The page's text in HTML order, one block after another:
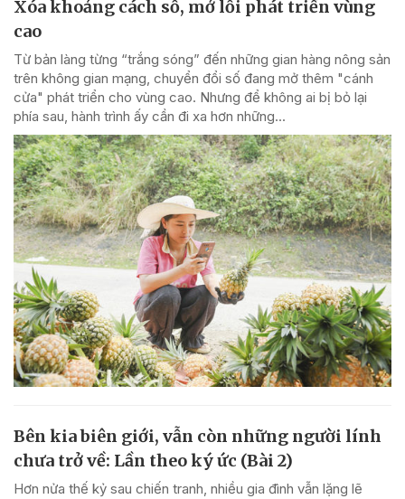
Xóa khoảng cách số, mở lối phát triển vùng
cao
Từ bản làng từng “trắng sóng” đến những gian hàng nông sản
trên không gian mạng, chuyển đổi số đang mở thêm "cánh
cửa" phát triển cho vùng cao. Nhưng để không ai bị bỏ lại
phía sau, hành trình ấy cần đi xa hơn những...
Bên kia biên giới, vẫn còn những người lính
chưa trở về: Lần theo ký ức (Bài 2)
Hơn nửa thế kỷ sau chiến tranh, nhiều gia đình vẫn lặng lẽ